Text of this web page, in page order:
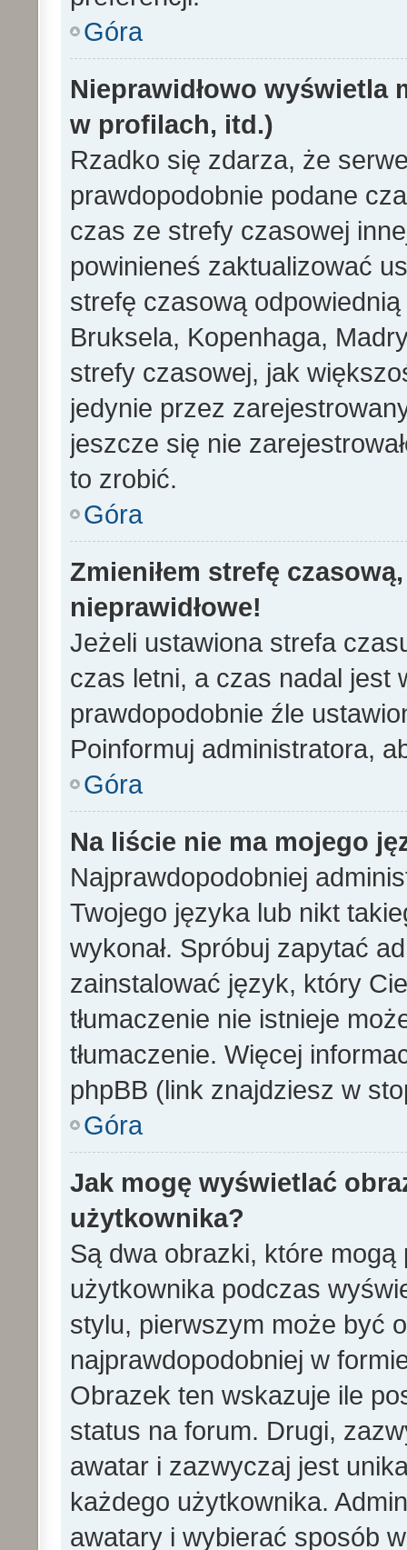
Góra
Nieprawidłowo wyświetla
w profilach, itd.)
Rzadko się zdarza, że
prawdopodobnie podane
czas ze strefy czasowej
powinieneś zaktualizować
strefę czasową
Bruksela, Kopenhaga,
strefy czasowej, jak
jedynie przez
jeszcze się nie
to zrobić.
Góra
Zmieniłem strefę
nieprawidłowe!
Jeżeli ustawiona strefa
czas letni, a czas nadal jest
prawdopodobnie źle
Poinformuj administratora,
Góra
Na liście nie ma mojego
Najprawdopodobniej
Twojego języka lub nikt
wykonał. Spróbuj zapytać
zainstalować język, który
tłumaczenie nie istnieje
tłumaczenie. Więcej
phpBB (link znajdziesz w
Góra
Jak mogę wyświetlać
użytkownika?
Są dwa obrazki, które
użytkownika podczas
stylu, pierwszym może być
najprawdopodobniej w
Obrazek ten wskazuje ile
status na forum. Drugi,
awatar i zazwyczaj jest
każdego użytkownika.
awatary i wybierać sposób